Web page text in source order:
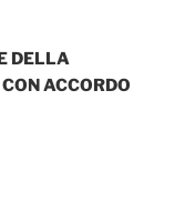
DELLA
ACCORDO